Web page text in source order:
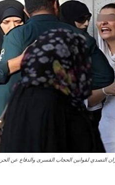
لقوانين الحجاب القسری والدفاع عن